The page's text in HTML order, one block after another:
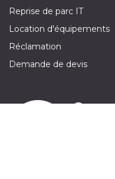
Reprise de parc IT
Location d'équipements
Réclamation
Demande de devis